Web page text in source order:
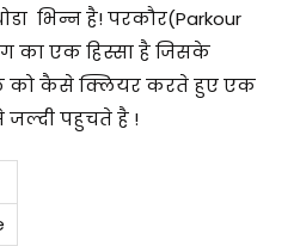
भिन्न है! परकौर(Parkour
का एक हिस्सा है जिसके
को कैसे क्लियर करते हुए एक
पहुचते है !